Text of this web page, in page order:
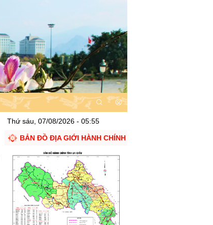
Thứ sáu, 07/08/2026 - 05:55
BẢN ĐỒ ĐỊA GIỚI HÀNH CHÍNH